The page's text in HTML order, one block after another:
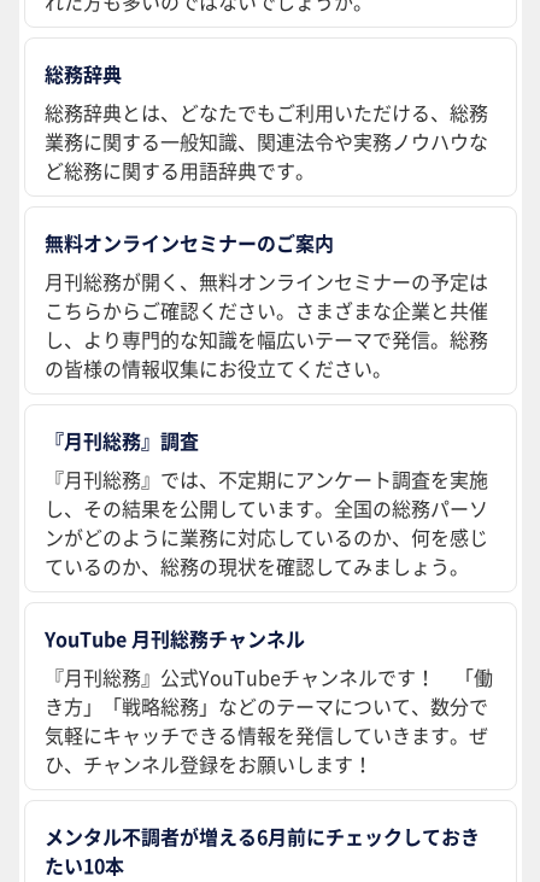
総務辞典
総務辞典とは、どなたでもご利用いただける、総務
業務に関する一般知識、関連法令や実務ノウハウな
ど総務に関する用語辞典です。
無料オンラインセミナーのご案内
月刊総務が開く、無料オンラインセミナーの予定は
こちらからご確認ください。さまざまな企業と共催
し、より専門的な知識を幅広いテーマで発信。総務
の皆様の情報収集にお役立てください。
『月刊総務』調査
『月刊総務』では、不定期にアンケート調査を実施
し、その結果を公開しています。全国の総務パーソ
ンがどのように業務に対応しているのか、何を感じ
ているのか、総務の現状を確認してみましょう。
YouTube 月刊総務チャンネル
『月刊総務』公式YouTubeチャンネルです！ 「働
き方」「戦略総務」などのテーマについて、数分で
気軽にキャッチできる情報を発信していきます。ぜ
ひ、チャンネル登録をお願いします！
メンタル不調者が増える6月前にチェックしておき
たい10本